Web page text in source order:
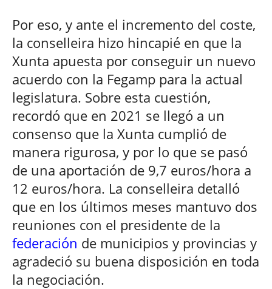
Por eso, y ante el incremento del coste,
la conselleira hizo hincapié en que la
Xunta apuesta por conseguir un nuevo
acuerdo con la Fegamp para la actual
legislatura. Sobre esta cuestión,
recordó que en 2021 se llegó a un
consenso que la Xunta cumplió de
manera rigurosa, y por lo que se pasó
de una aportación de 9,7 euros/hora a
12 euros/hora. La conselleira detalló
que en los últimos meses mantuvo dos
reuniones con el presidente de la
federación de municipios y provincias y
agradeció su buena disposición en toda
la negociación.